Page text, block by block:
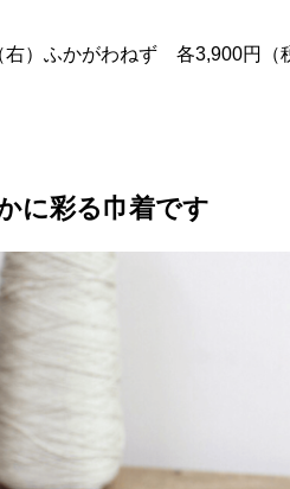
右）ふかがわねず 各3,900円（
に彩る巾着です